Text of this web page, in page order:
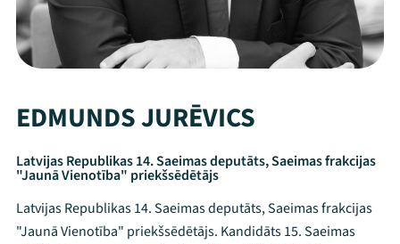
EDMUNDS JURĒVICS
Latvijas Republikas 14. Saeimas deputāts, Saeimas frakcijas
"Jaunā Vienotība" priekšsēdētājs
Latvijas Republikas 14. Saeimas deputāts, Saeimas frakcijas
"Jaunā Vienotība" priekšsēdētājs. Kandidāts 15. Saeimas